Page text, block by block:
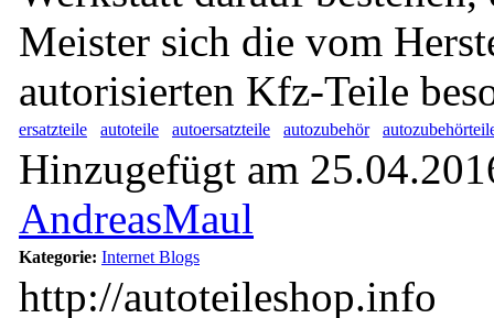
Meister sich die vom
autorisierten Kfz-Teile
ersatzteile autoteile autoersatzteile autozubehör
Hinzugefügt am
AndreasMaul
Kategorie: Internet Blogs
http://autoteileshop.info